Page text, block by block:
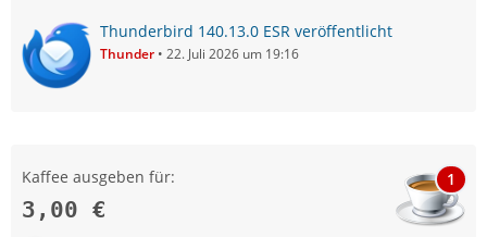
Thunderbird 140.13.0 ESR veröffentlicht
Thunder 22. Juli 2026 um 19:16
Kaffee ausgeben für:
3,00 €
1